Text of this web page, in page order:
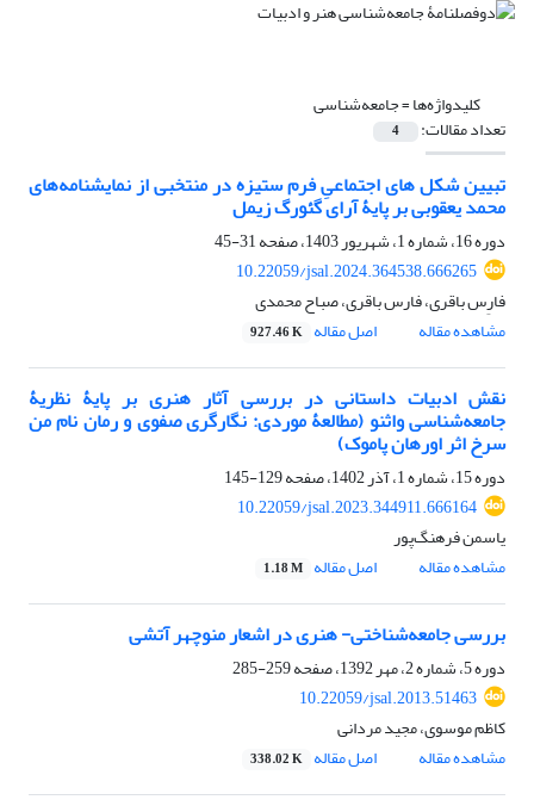
کلیدواژه‌ها =جامعه‌شناسی
تعداد مقالات: 4
تبیین شکل های اجتماعیِ فرم ستیزه در منتخبی از نمایشنامه‌های
محمد یعقوبی بر پایۀ آرای گئورگ زیمل
دوره 16، شماره 1، شهریور 1403، صفحه
31-45
10.22059/jsal.2024.364538.666265
فارِس باقری، فارس باقری، صباح محمدی
مشاهده مقاله
اصل مقاله 927.46 K
نقش ادبیات داستانی در بررسی آثار هنری بر پایۀ نظریۀ
جامعه‌شناسی واثنو (مطالعۀ موردی: نگارگری صفوی و رمان نام من
سرخ اثر اورهان پاموک)
دوره 15، شماره 1، آذر 1402، صفحه
129-145
10.22059/jsal.2023.344911.666164
یاسمن فرهنگ‌پور
مشاهده مقاله
اصل مقاله 1.18 M
بررسی جامعه‌شناختی- هنری در اشعار منوچهر آتشی
دوره 5، شماره 2، مهر 1392، صفحه
259-285
10.22059/jsal.2013.51463
کاظم موسوی، مجید مردانی
مشاهده مقاله
اصل مقاله 338.02 K